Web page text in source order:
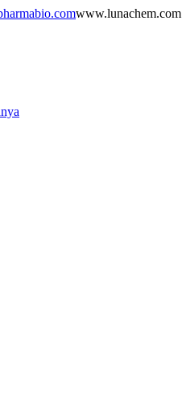
www.lunachem.com